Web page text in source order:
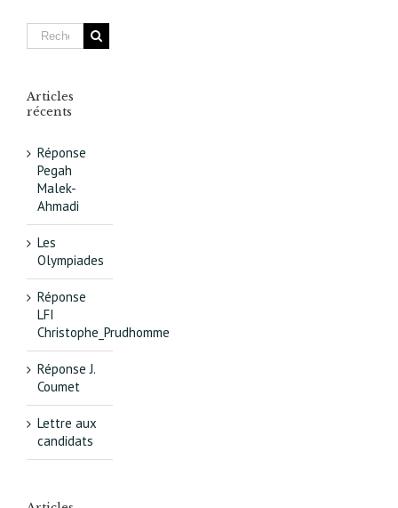
Articles
récents
Réponse
Pegah
Malek-
Ahmadi
Les
Olympiades
Réponse
LFI
Christophe_Prudhomme
Réponse J.
Coumet
Lettre aux
candidats